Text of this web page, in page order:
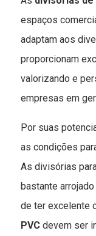
espaços
adaptam aos
proporcionam
valorizando e
empresas em
Por suas
as condições
As divisórias
bastante
de ter excelente
PVC devem ser